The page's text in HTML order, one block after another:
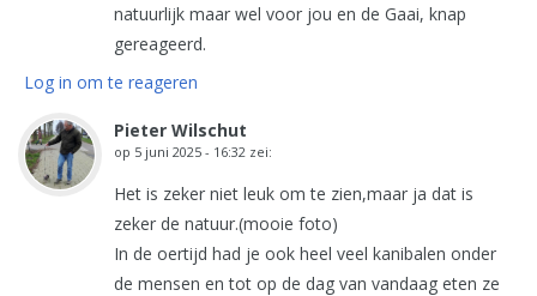
natuurlijk maar wel voor jou en de Gaai, knap
gereageerd.
Log in om te reageren
Pieter Wilschut
op 5 juni 2025 - 16:32 zei:
Het is zeker niet leuk om te zien,maar ja dat is
zeker de natuur.(mooie foto)
In de oertijd had je ook heel veel kanibalen onder
de mensen en tot op de dag van vandaag eten ze